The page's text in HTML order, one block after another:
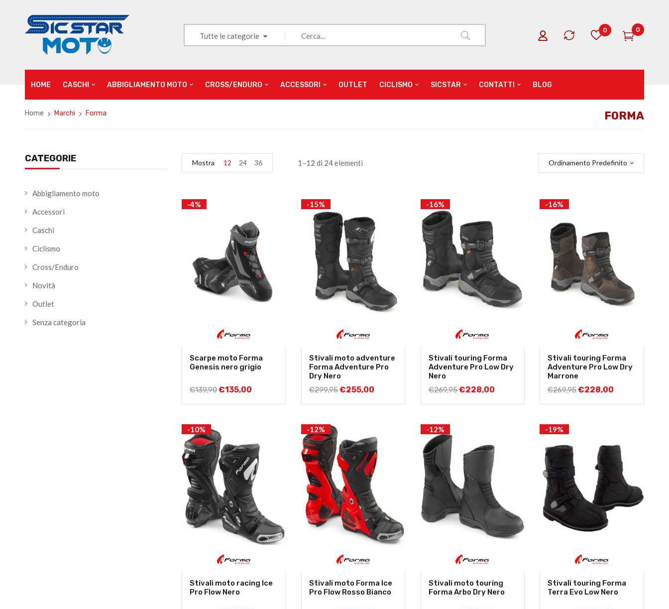
Tutte le categorie
0 0
HOME CASCHI ABBIGLIAMENTO MOTO CROSS/ENDURO ACCESSORI OUTLET CICLISMO SICSTAR CONTATTI BLOG
Home Marchi Forma FORMA
CATEGORIE
Abbigliamento moto
Accessori
Caschi
Ciclismo
Cross/Enduro
Novità
Outlet
Senza categoria
1–12 di 24 elementi Ordinamento Predefinito
Mostra 12 24 36
-4%
Scarpe moto Forma
Genesis nero grigio
€139,90€135,00
-15%
Stivali moto adventure
Forma Adventure Pro
Dry Nero
€299,95€255,00
-16%
Stivali touring Forma
Adventure Pro Low Dry
Nero
€269,95€228,00
-16%
Stivali touring Forma
Adventure Pro Low Dry
Marrone
€269,95€228,00
-10%
Stivali moto racing Ice
Pro Flow Nero
-12%
Stivali moto Forma Ice
Pro Flow Rosso Bianco
-12%
Stivali moto touring
Forma Arbo Dry Nero
-19%
Stivali touring Forma
Terra Evo Low Nero